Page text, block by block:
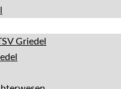
Griedel